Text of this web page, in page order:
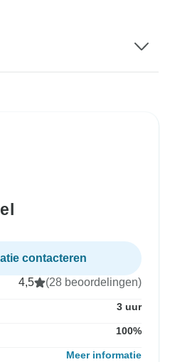
contacteren
4,5 (28 beoordelingen)
3 uur
100%
Meer informatie